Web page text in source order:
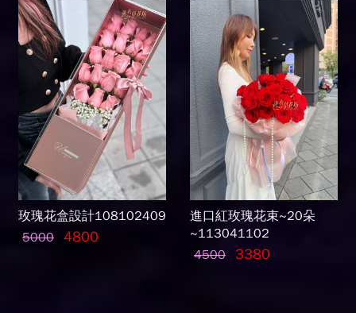
玫瑰花盒設計108102409
5000 4800
進口紅玫瑰花束~20朵
~113041102
4500 3380